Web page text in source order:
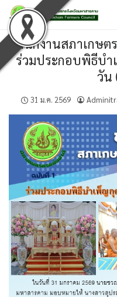
Skip
to
content
สำนักงานสภาเกษต
ร่วมประกอบพิธีบำ
วัน
31 ม.ค. 2569